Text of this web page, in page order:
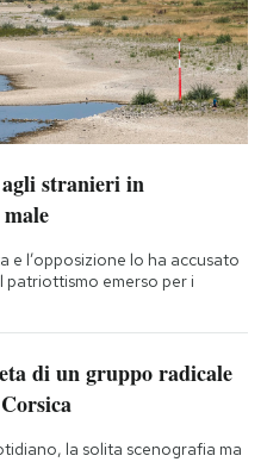
stranieri in
e l’opposizione lo ha accusato
patriottismo emerso per i
di un gruppo radicale
la solita scenografia ma